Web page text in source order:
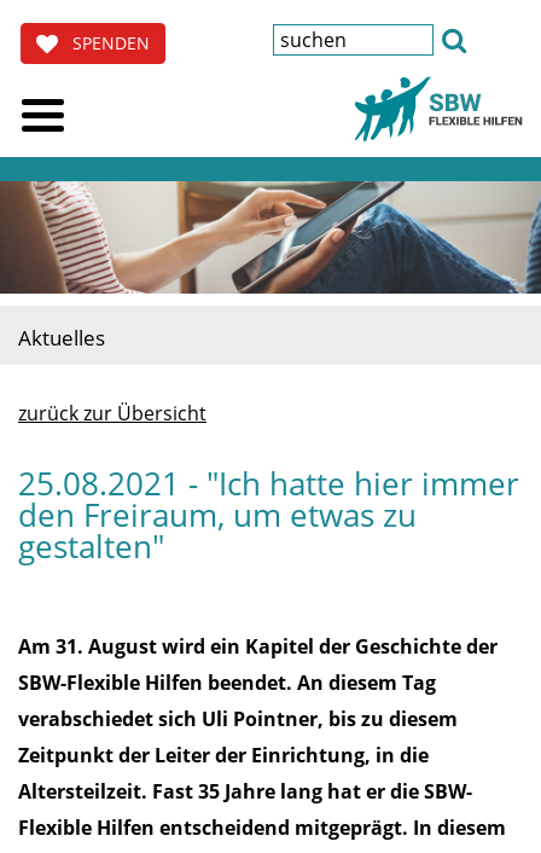
SPENDEN
Aktuelles
zurück zur Übersicht
25.08.2021 - "Ich hatte hier immer
den Freiraum, um etwas zu
gestalten"
Am 31. August wird ein Kapitel der Geschichte der
SBW-Flexible Hilfen beendet. An diesem Tag
verabschiedet sich Uli Pointner, bis zu diesem
Zeitpunkt der Leiter der Einrichtung, in die
Altersteilzeit. Fast 35 Jahre lang hat er die SBW-
Flexible Hilfen entscheidend mitgeprägt. In diesem